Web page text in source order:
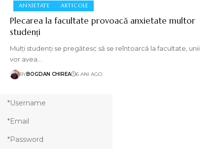
ANXIETATE ARTICOLE
Plecarea la facultate provoacă anxietate multor
studenți
Mulți studenți se pregătesc să se reîntoarcă la facultate, unii
vor avea…
BYBOGDAN CHIREA 6 ANI AGO